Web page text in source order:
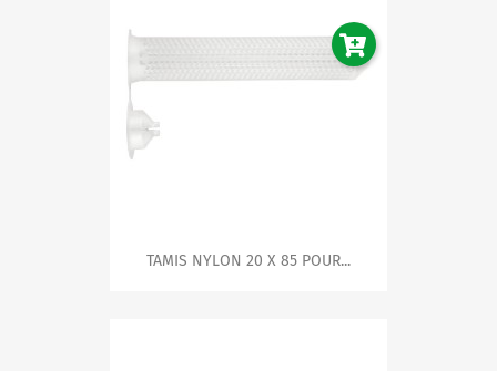
TAMIS NYLON 20 X 85 POUR...